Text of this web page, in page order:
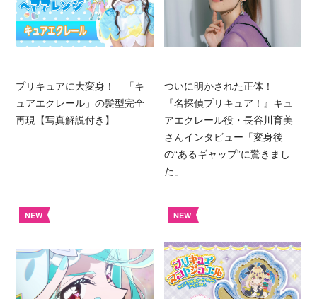
プリキュアに大変身！ 「キ
ュアエクレール」の髪型完全
再現【写真解説付き】
ついに明かされた正体！
『名探偵プリキュア！』キュ
アエクレール役・長谷川育美
さんインタビュー「変身後
の“あるギャップ”に驚きまし
た」
NEW NEW